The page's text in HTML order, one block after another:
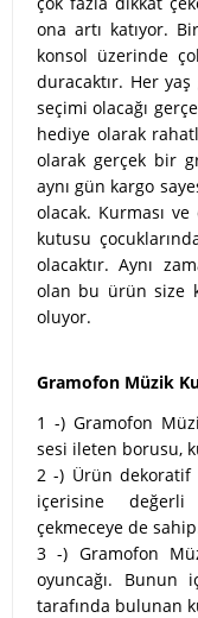
ona artı katıyor.
konsol üzerinde
duracaktır. Her
seçimi olacağı
hediye olarak
olarak gerçek bir
aynı gün kargo
olacak. Kurması
kutusu
olacaktır. Aynı
olan bu ürün size
oluyor.
Gramofon Müzik
1 -) Gramofon
sesi ileten borusu,
2 -) Ürün dekoratif
içerisine değerli
çekmeceye de
3 -) Gramofon
oyuncağı. Bunun
tarafında bulunan